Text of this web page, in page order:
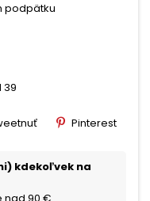
podpätku
39
Pinterest
kdekoľvek na